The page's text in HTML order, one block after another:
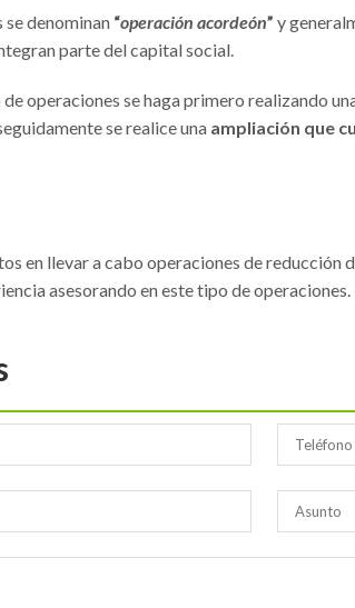
denominan “operación acordeón” y
parte del capital social.
operaciones se haga primero realizando
se realice una ampliación que
en llevar a cabo operaciones de
asesorando en este tipo de operaciones.